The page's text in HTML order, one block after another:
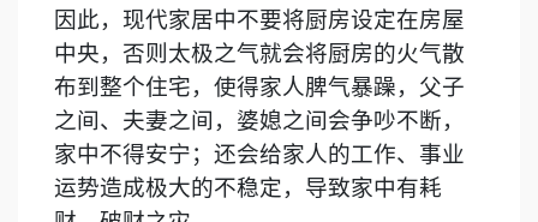
因此，现代家居中不要将厨房设定在房屋
中央，否则太极之气就会将厨房的火气散
布到整个住宅，使得家人脾气暴躁，父子
之间、夫妻之间，婆媳之间会争吵不断，
家中不得安宁；还会给家人的工作、事业
运势造成极大的不稳定，导致家中有耗